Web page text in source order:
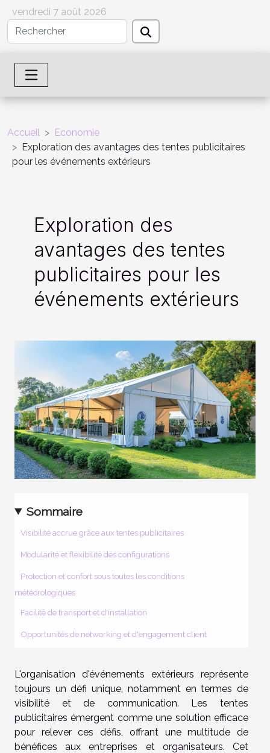
vendredi 7 août 2026
Accueil
Economie
Exploration des avantages des tentes publicitaires
pour les événements extérieurs
Exploration des
avantages des tentes
publicitaires pour les
événements extérieurs
Sommaire
Visibilité accrue grâce aux tentes publicitaires
Modularité et flexibilité des configurations
Protection et confort sous toutes les conditions
météorologiques
Facilité de transport et d'installation
Opportunités de networking et d'engagement client
L'organisation d'événements extérieurs représente
toujours un défi unique, notamment en termes de
visibilité et de communication. Les tentes
publicitaires émergent comme une solution efficace
pour relever ces défis, offrant une multitude de
bénéfices aux entreprises et organisateurs. Cet